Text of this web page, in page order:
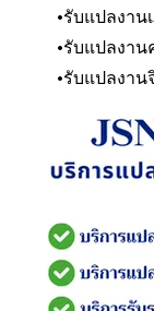
รับแปลงาน
รับแปลงาน
รับแปลงาน